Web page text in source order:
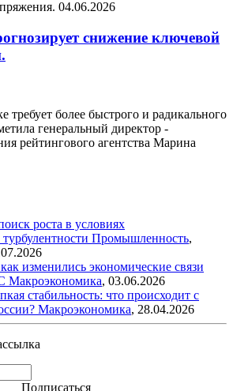
04.06.2026
снижение ключевой
требует более быстрого и радикального
генеральный директор -
рейтингового агентства Марина
роста в условиях
Промышленность,
изменились экономические связи
Макроэкономика, 03.06.2026
стабильность: что происходит с
Макроэкономика, 28.04.2026
Подписаться